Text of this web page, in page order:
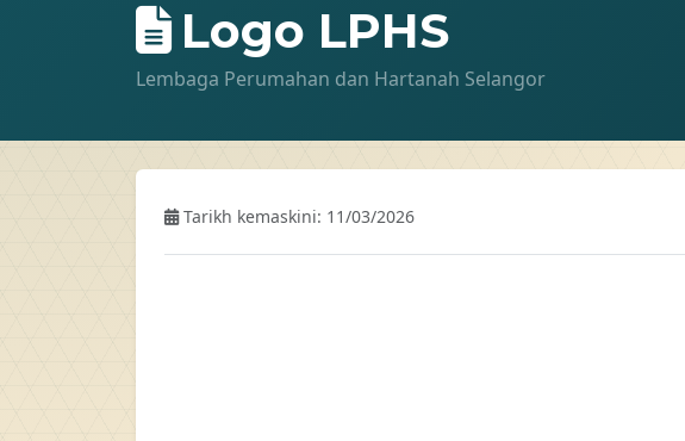
Logo LPHS
Lembaga Perumahan dan Hartanah Selangor
Tarikh kemaskini: 11/03/2026